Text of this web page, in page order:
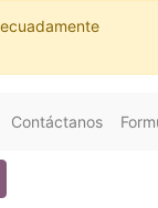
Contáctanos